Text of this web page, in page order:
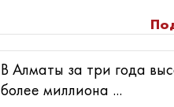
В Алматы за три года
более миллиона ...